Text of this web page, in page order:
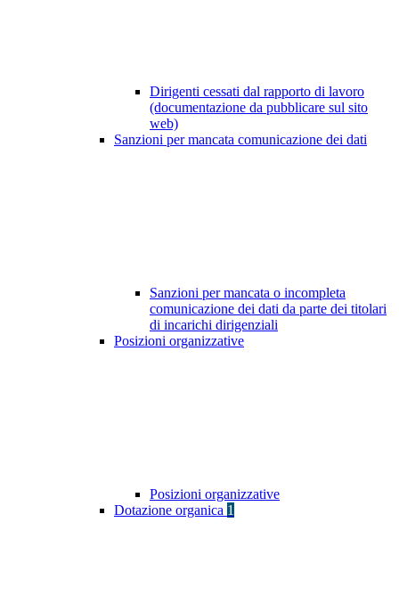
Dirigenti cessati dal rapporto di lavoro
(documentazione da pubblicare sul sito
web)
Sanzioni per mancata comunicazione dei dati
Sanzioni per mancata o incompleta
comunicazione dei dati da parte dei titolari
di incarichi dirigenziali
Posizioni organizzative
Posizioni organizzative
Dotazione organica 1